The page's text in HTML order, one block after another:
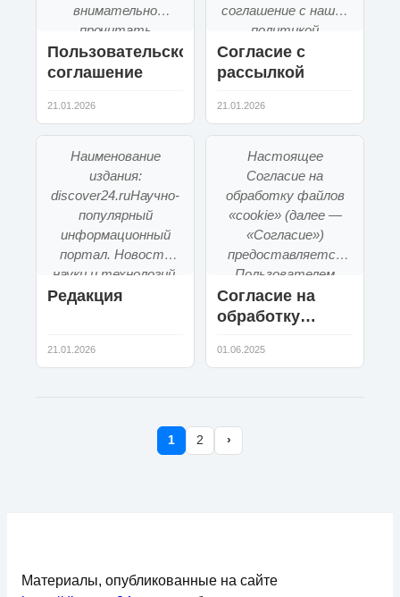
внимательно
прочитать
настоящее
Пользовательс...
Пользовательское
соглашение
21.01.2026
соглашение с нашей
политикой
конфиденциальности.
...
Согласие с
рассылкой
21.01.2026
Наименование
издания:
discover24.ruНаучно-
популярный
информационный
портал. Новости
науки и технологий,
автомобили и иск...
Редакция
21.01.2026
Настоящее
Согласие на
обработку файлов
«cookie» (далее —
«Согласие»)
предоставляется
Пользователем
сайта,
расположенного...
Согласие на
обработку
01.06.2025
1 2 ›
Материалы, опубликованные на сайте